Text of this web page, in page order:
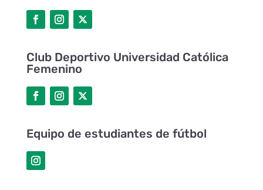
Club Deportivo Universidad Católica
Femenino
Equipo de estudiantes de fútbol